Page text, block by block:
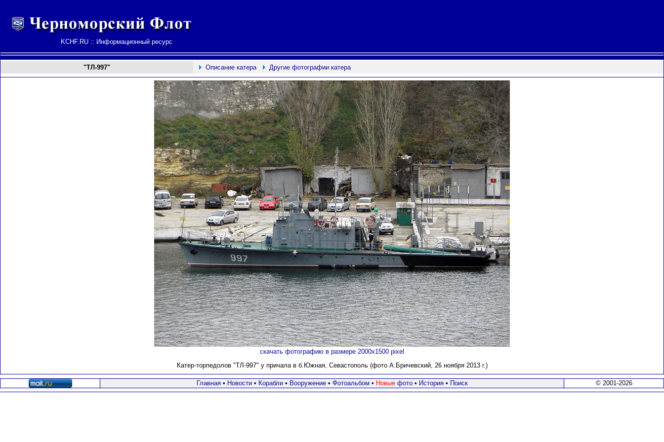
KCHF.RU :: Информационный ресурс
"ТЛ-997" Описание катера Другие фотографии катера
скачать фотографию в размере 2000х1500 pixel
Катер-торпедолов "ТЛ-997" у причала в б.Южная, Севастополь (фото А.Бричевский, 26 ноября 2013 г.)
Главная• Новости• Корабли• Вооружение • Фотоальбом • Новыефото • История• Поиск © 2001-2026